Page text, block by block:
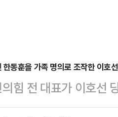
동훈을 가족 명의로 조작한 이호
힘 전 대표가 이호선
에 회부하며 발표한